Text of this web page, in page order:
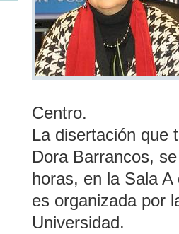
Centro.
La disertación que
Dora Barrancos,
horas, en la Sala
es organizada por
Universidad.